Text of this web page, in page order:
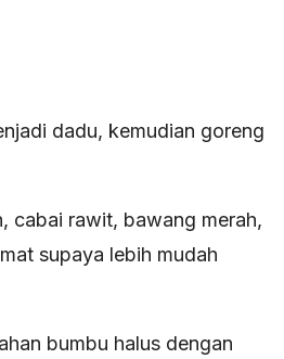
dadu, kemudian goreng
cabai rawit, bawang merah,
supaya lebih mudah
bumbu halus dengan